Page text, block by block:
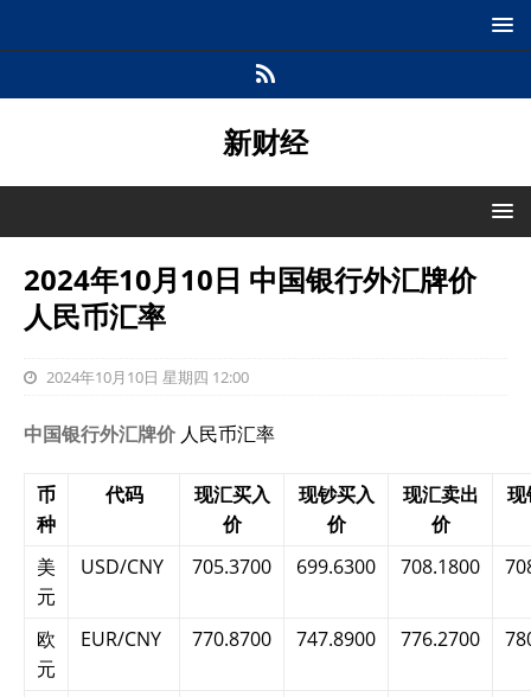
新财经
2024年10月10日 中国银行外汇牌价
人民币汇率
2024年10月10日 星期四 12:00
中国银行外汇牌价 人民币汇率
币
种
代码
现汇买入
价
现钞买入
价
现汇卖出
价
现
美
元
USD/CNY 705.3700 699.6300 708.1800
欧
元
EUR/CNY 770.8700 747.8900 776.2700